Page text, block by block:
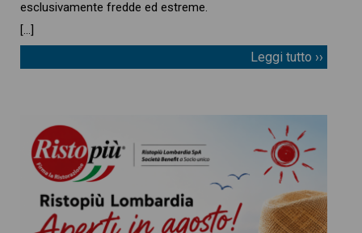
esclusivamente fredde ed estreme.
[…]
Leggi tutto ››